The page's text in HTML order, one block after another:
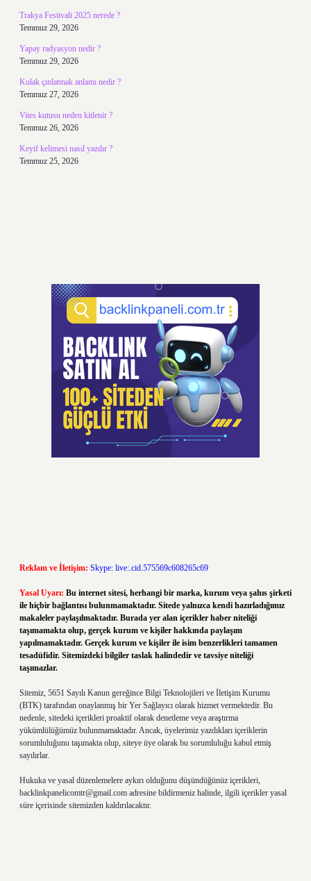
Trakya Festivali 2025 nerede ?
Temmuz 29, 2026
Yapay radyasyon nedir ?
Temmuz 29, 2026
Kulak çınlatmak anlamı nedir ?
Temmuz 27, 2026
Vites kutusu neden kitlenir ?
Temmuz 26, 2026
Keyif kelimesi nasıl yazılır ?
Temmuz 25, 2026
Reklam ve İletişim: Skype: live:.cid.575569c608265c69
Yasal Uyarı: Bu internet sitesi, herhangi bir marka, kurum veya şahıs şirketi
ile hiçbir bağlantısı bulunmamaktadır. Sitede yalnızca kendi hazırladığımız
makaleler paylaşılmaktadır. Burada yer alan içerikler haber niteliği
taşımamakta olup, gerçek kurum ve kişiler hakkında paylaşım
yapılmamaktadır. Gerçek kurum ve kişiler ile isim benzerlikleri tamamen
tesadüfidir. Sitemizdeki bilgiler taslak halindedir ve tavsiye niteliği
taşımazlar.
Sitemiz, 5651 Sayılı Kanun gereğince Bilgi Teknolojileri ve İletişim Kurumu
(BTK) tarafından onaylanmış bir Yer Sağlayıcı olarak hizmet vermektedir. Bu
nedenle, sitedeki içerikleri proaktif olarak denetleme veya araştırma
yükümlülüğümüz bulunmamaktadır. Ancak, üyelerimiz yazdıkları içeriklerin
sorumluluğunu taşımakta olup, siteye üye olarak bu sorumluluğu kabul etmiş
sayılırlar.
Hukuka ve yasal düzenlemelere aykırı olduğunu düşündüğünüz içerikleri,
backlinkpanelicomtr@gmail.com adresine bildirmeniz halinde, ilgili içerikler yasal
süre içerisinde sitemizden kaldırılacaktır.